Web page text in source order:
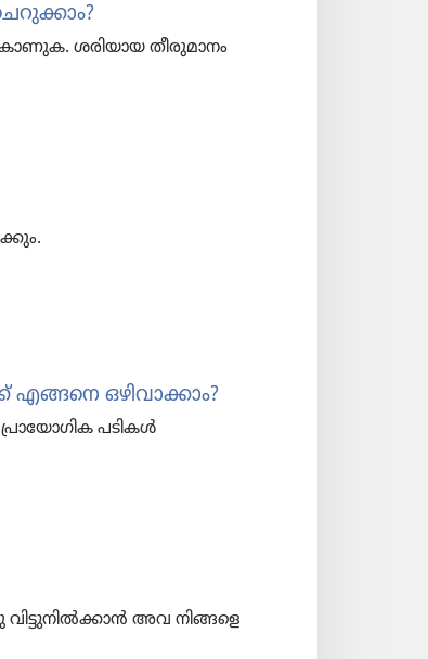
കാണുക. ശരിയായ തീരു​മാ​നം
എങ്ങനെ ഒഴിവാ​ക്കാം?
പടികൾ
അവ നിങ്ങളെ